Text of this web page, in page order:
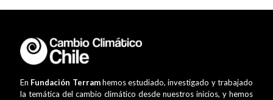
En Fundación Terramhemos estudiado, investigado y trabajado
la temática del cambio climático desde nuestros inicios, y hemos